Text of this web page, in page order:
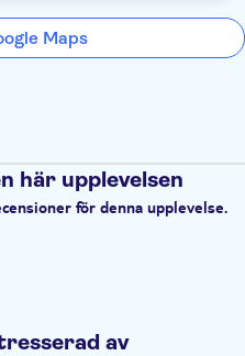
Maps
här upplevelsen
för denna upplevelse.
av